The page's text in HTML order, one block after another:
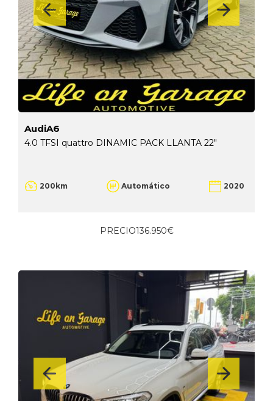
AudiA6
4.0 TFSI quattro DINAMIC PACK LLANTA 22"
200km Automático 2020
PRECIO136.950€